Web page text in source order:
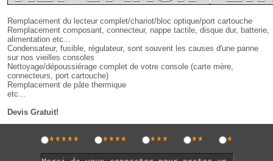
Remplacement du lecteur complet/chariot/bloc optique/port cartouche
Remplacement composant, connecteur, nappe tactile, disque dur, batterie,
alimentation etc...
Condensateur, fusible, régulateur, sont souvent les causes d'une panne
sur nos vieilles consoles
Nettoyage/dépoussiérage complet de votre console (carte mère,
connecteurs, port cartouche)
Remplacement de pâte thermique
etc...
Devis Gratuit!
***** **** *** ** *